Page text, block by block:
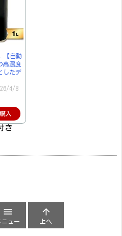
【自動
高濃度
したデ
4/8
入
き

ニュー

上へ